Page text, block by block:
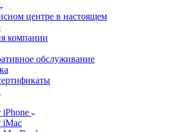
центре в настоящем
компании
обслуживание
iPhone
iMac